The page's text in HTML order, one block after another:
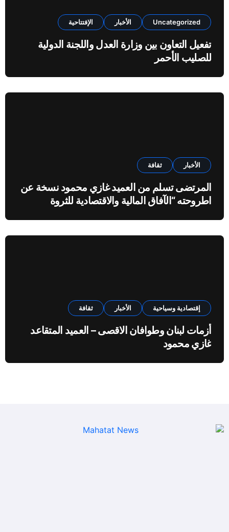
Uncategorized الأخبار الإفتتاحية
تفعيل التعاون بين وزارة العدل واللجنة الدولية
للصليب الأحمر
الأخبار ثقافة
المرتضى تسلم من العميد غازي محمود نسخة عن
اطروحته “الآفاق المالية والاقتصادية للثروة
إقتصادية وسياحية الأخبار ثقافة
أزمات لبنان وطوافان الاقصى – العميد المتقاعد
غازي محمود